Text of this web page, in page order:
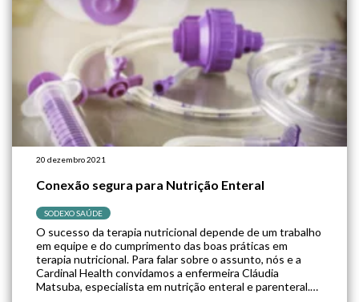
20 dezembro 2021
Conexão segura para Nutrição Enteral
SODEXO SAÚDE
O sucesso da terapia nutricional depende de um trabalho
em equipe e do cumprimento das boas práticas em
terapia nutricional. Para falar sobre o assunto, nós e a
Cardinal Health convidamos a enfermeira Cláudia
Matsuba, especialista em nutrição enteral e parenteral.